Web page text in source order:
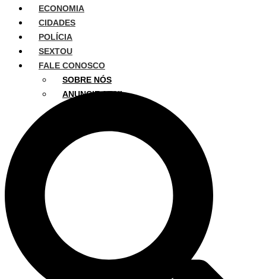
ECONOMIA
CIDADES
POLÍCIA
SEXTOU
FALE CONOSCO
SOBRE NÓS
ANUNCIE AQUI